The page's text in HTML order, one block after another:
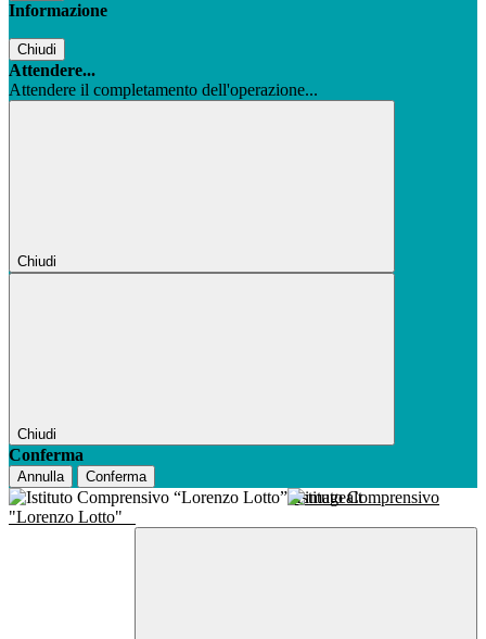
Informazione
Chiudi
Attendere...
Attendere il completamento dell'operazione...
Chiudi
Chiudi
Conferma
Annulla Conferma
Istituto Comprensivo
"Lorenzo Lotto"